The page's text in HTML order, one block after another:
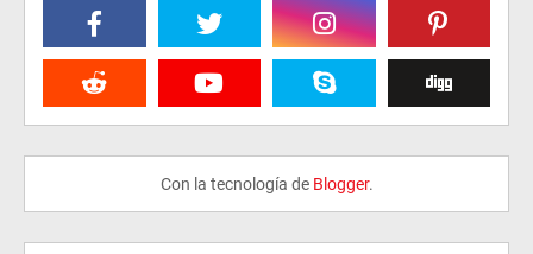
Con la tecnología de Blogger.